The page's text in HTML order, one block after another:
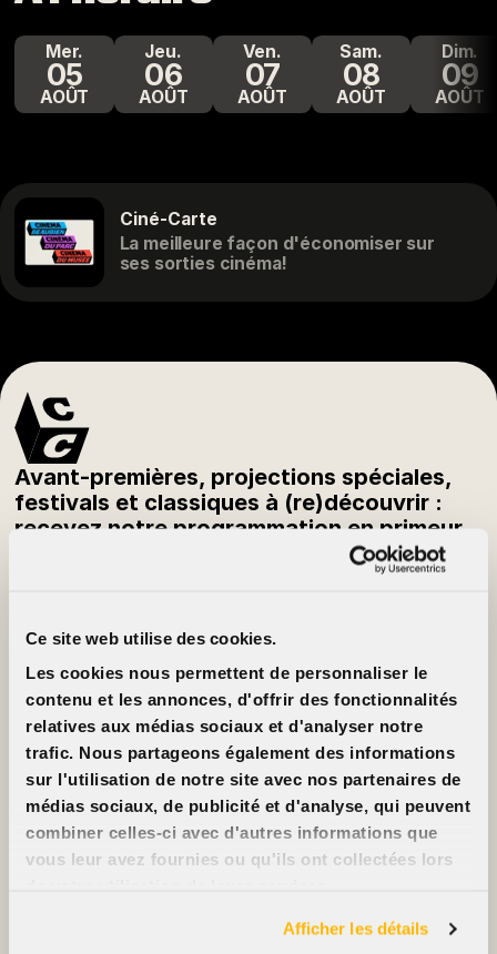
Ce site web utilise des cookies.
Les cookies nous permettent de personnaliser le
contenu et les annonces, d'offrir des fonctionnalités
relatives aux médias sociaux et d'analyser notre
trafic. Nous partageons également des informations
sur l'utilisation de notre site avec nos partenaires de
médias sociaux, de publicité et d'analyse, qui peuvent
combiner celles-ci avec d'autres informations que
vous leur avez fournies ou qu'ils ont collectées lors
Afficher les détails
mer.
05
AOÛT
jeu.
06
AOÛT
ven.
07
AOÛT
sam.
08
AOÛT
dim.
09
AOÛT
Ciné-Carte
La meilleure façon d'économiser sur
ses sorties cinéma!
Avant-premières, projections spéciales,
festivals et classiques à (re)découvrir :
recevez notre programmation en primeur
Infos
Tarifs
Ciné-cartes
Locations
FAQ
Accessibilité
Annoncez sur nos
écrans
Nous soutenir
À propos
Cinéma Cinéma
Partenaires
Emplois
Nous joindre